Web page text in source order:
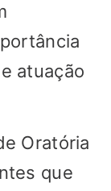
atuação
Oratória
que